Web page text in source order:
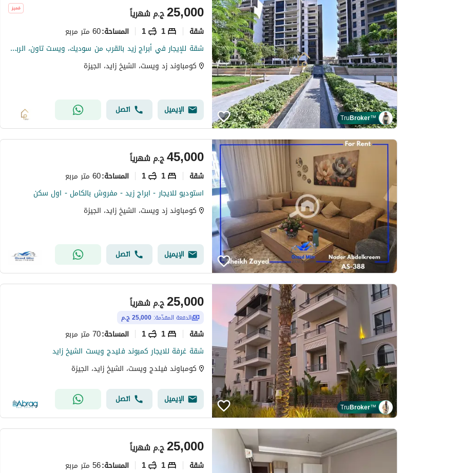
TruBroker™
ج.م25,000 شهرياً
شقة 1
1 المساحة:60 متر مربع
شقة للإيجار في أبراج زيد بالقرب من سوديك، ويست تاون، الربوة، نيو جيزة، بالم هيلز في مدينة الشيخ زايد
كومباوند زد ويست، الشيخ زايد، الجيزة
الإيميل اتصل
ج.م45,000 شهرياً
شقة 1
1 المساحة:60 متر مربع
استوديو للايجار - ابراج زيد - مفروش بالكامل - اول سكن
كومباوند زد ويست، الشيخ زايد، الجيزة
الإيميل اتصل
TruBroker™
ج.م25,000 شهرياً
الدفعة المقدّمة: 25,000 ج.م
شقة 1
1 المساحة:70 متر مربع
شقة غرفة للايجار كمبوند فليدج ويست الشيخ زايد
كومباوند فيلدج ويست، الشيخ زايد، الجيزة
الإيميل اتصل
ج.م25,000 شهرياً
شقة 1
1 المساحة:56 متر مربع